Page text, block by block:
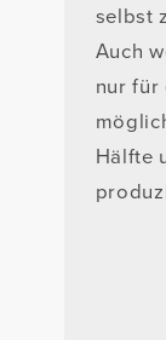
selbst
Auch
nur für
Hälfte